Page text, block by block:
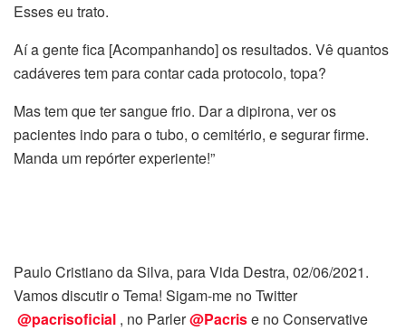
Esses eu trato.
Aí a gente fica [Acompanhando] os resultados. Vê quantos
cadáveres tem para contar cada protocolo, topa?
Mas tem que ter sangue frio. Dar a dipirona, ver os
pacientes indo para o tubo, o cemitério, e segurar firme.
Manda um repórter experiente!”
Paulo Cristiano da Silva, para Vida Destra, 02/06/2021.
Vamos discutir o Tema! Sigam-me no Twitter
@pacrisoficial , no Parler@Pacrise no Conservative